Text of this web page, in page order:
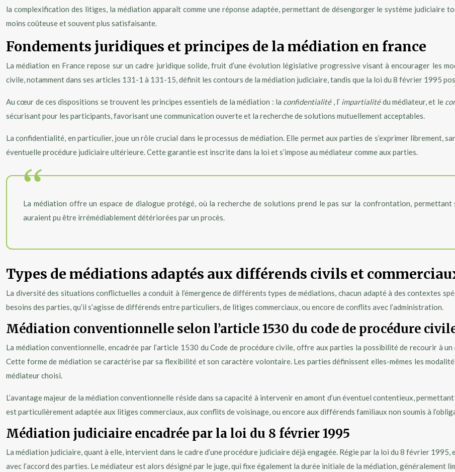
la complexification des litiges, la médiation apparaît comme une réponse adaptée, permettant de désengorger le système judiciaire
moins coûteuse et souvent plus satisfaisante.
Fondements juridiques et principes de la médiation en france
La médiation en France repose sur un cadre juridique solide, fruit d’une évolution législative progressive visant à encourager les
civile, notamment dans ses articles 131-1 à 131-15, définit les contours de la médiation judiciaire, tandis que la loi du 8 février 1995
Au cœur de ces dispositions se trouvent les principes essentiels de la médiation : la confidentialité , l’ impartialitédu médiateur, et le
sécurisant pour les participants, favorisant une communication ouverte et la recherche de solutions mutuellement acceptables.
La confidentialité, en particulier, joue un rôle crucial dans le processus de médiation. Elle permet aux parties de s’exprimer librement,
éventuelle procédure judiciaire ultérieure. Cette garantie est inscrite dans la loi et s’impose au médiateur comme aux parties.
La médiation offre un espace de dialogue protégé, où la recherche de solutions prend le pas sur la confrontation,
auraient pu être irrémédiablement détériorées par un procès.
Types de médiations adaptés aux différends civils et
La diversité des situations conflictuelles a conduit à l’émergence de différents types de médiations, chacun adapté à des contextes
besoins des parties, qu’il s’agisse de différends entre particuliers, de litiges commerciaux, ou encore de conflits avec l’administration.
Médiation conventionnelle selon l’article 1530 du code de procédure
La médiation conventionnelle, encadrée par l’article 1530 du Code de procédure civile, offre aux parties la possibilité de recourir à
Cette forme de médiation se caractérise par sa flexibilité et son caractère volontaire. Les parties définissent elles-mêmes les
médiateur choisi.
L’avantage majeur de la médiation conventionnelle réside dans sa capacité à intervenir en amont d’un éventuel contentieux,
est particulièrement adaptée aux litiges commerciaux, aux conflits de voisinage, ou encore aux différends familiaux non soumis à
Médiation judiciaire encadrée par la loi du 8 février 1995
La médiation judiciaire, quant à elle, intervient dans le cadre d’une procédure judiciaire déjà engagée. Régie par la loi du 8 février
avec l’accord des parties. Le médiateur est alors désigné par le juge, qui fixe également la durée initiale de la médiation, généralement